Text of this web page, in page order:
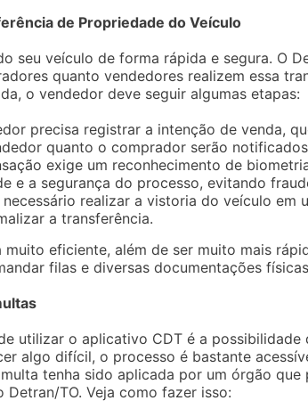
de Propriedade do Veículo
seu veículo de forma rápida e segura. O
quanto vendedores realizem essa
o vendedor deve seguir algumas etapas:
precisa registrar a intenção de venda,
quanto o comprador serão
exige um reconhecimento de
e a segurança do processo, evitando
realizar a vistoria do veículo em
a transferência.
muito eficiente, além de ser muito mais
filas e diversas documentações
utilizar o aplicativo CDT é a
algo difícil, o processo é bastante
tenha sido aplicada por um órgão
Detran/TO. Veja como fazer isso: